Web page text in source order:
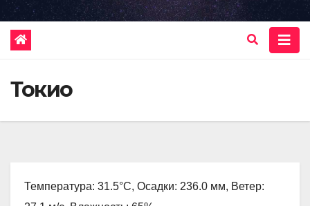
Токио
Температура: 31.5°C, Осадки: 236.0 мм, Ветер: